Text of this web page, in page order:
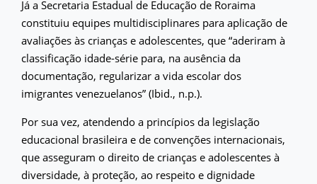
Já a Secretaria Estadual de Educação de Roraima
constituiu equipes multidisciplinares para aplicação de
avaliações às crianças e adolescentes, que “aderiram à
classificação idade-série para, na ausência da
documentação, regularizar a vida escolar dos
imigrantes venezuelanos” (Ibid., n.p.).
Por sua vez, atendendo a princípios da legislação
educacional brasileira e de convenções internacionais,
que asseguram o direito de crianças e adolescentes à
diversidade, à proteção, ao respeito e dignidade